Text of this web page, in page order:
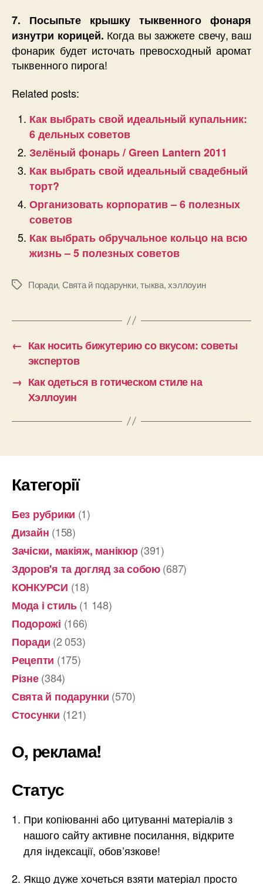
7. Посыпьте крышку тыквенного фонаря
изнутри корицей. Когда вы зажжете свечу, ваш
фонарик будет источать превосходный аромат
тыквенного пирога!
Related posts:
Как выбрать свой идеальный купальник:
6 дельных советов
Зелёный фонарь / Green Lantern 2011
Как выбрать свой идеальный свадебный
торт?
Организовать корпоратив – 6 полезных
советов
Как выбрать обручальное кольцо на всю
жизнь – 5 полезных советов
Позначки
Поради, Свята й подарунки,тыква,хэллоуин
← Как носить бижутерию со вкусом: советы
экспертов
→ Как одеться в готическом стиле на
Хэллоуин
Категорії
Без рубрики (1)
Дизайн (158)
Зачіски, макіяж, манікюр(391)
Здоров'я та догляд за собою(687)
КОНКУРСИ (18)
Мода і стиль(1 148)
Подорожі (166)
Поради (2 053)
Рецепти (175)
Різне(384)
Свята й подарунки (570)
Стосунки (121)
О, реклама!
Статус
При копіюванні або цитуванні матеріалів з
нашого сайту активне посилання, відкрите
для індексації, обов’язкове!
Якщо дуже хочеться взяти матеріал просто